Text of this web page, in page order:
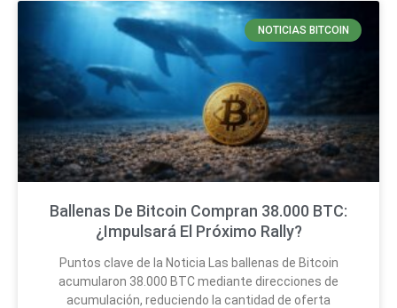
NOTICIAS BITCOIN
Ballenas De Bitcoin Compran 38.000 BTC:
¿Impulsará El Próximo Rally?
Puntos clave de la Noticia Las ballenas de Bitcoin
acumularon 38.000 BTC mediante direcciones de
acumulación, reduciendo la cantidad de oferta